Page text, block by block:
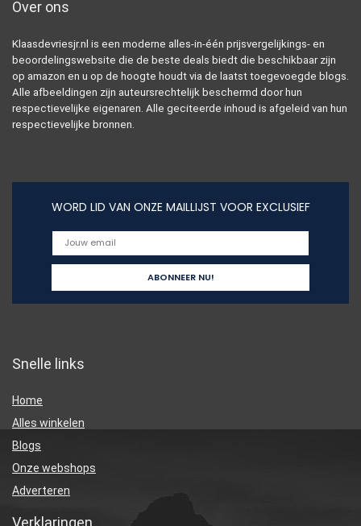
Over ons
Klaasdevriesjr.nl is een moderne alles-in-één prijsvergelijkings- en
beoordelingswebsite die de beste deals biedt die beschikbaar zijn
op amazon en u op de hoogte houdt via de laatst toegevoegde blogs.
Alle afbeeldingen zijn auteursrechtelijk beschermd door hun
respectievelijke eigenaren. Alle geciteerde inhoud is afgeleid van hun
respectievelijke bronnen.
WORD LID VAN ONZE MAILLIJST VOOR EXCLUSIEF
Snelle links
Home
Alles winkelen
Blogs
Onze webshops
Adverteren
Verklaringen